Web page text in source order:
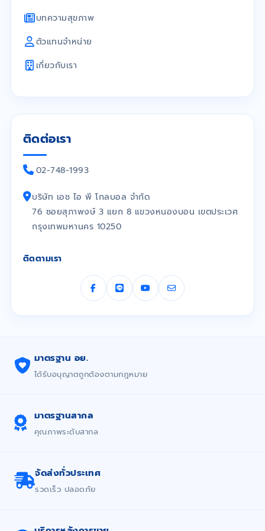
บทความสุขภาพ
ตัวแทนจำหน่าย
เกี่ยวกับเรา
ติดต่อเรา
02-748-1993
บริษัท เอช ไอ พี โกลบอล จำกัด
76 ซอยสุภาพงษ์ 3 แยก 8 แขวงหนองบอน เขตประเวศ
กรุงเทพมหานคร 10250
ติดตามเรา
มาตรฐาน อย.
ได้รับอนุญาตถูกต้องตามกฎหมาย
มาตรฐานสากล
คุณภาพระดับสากล
จัดส่งทั่วประเทศ
รวดเร็ว ปลอดภัย